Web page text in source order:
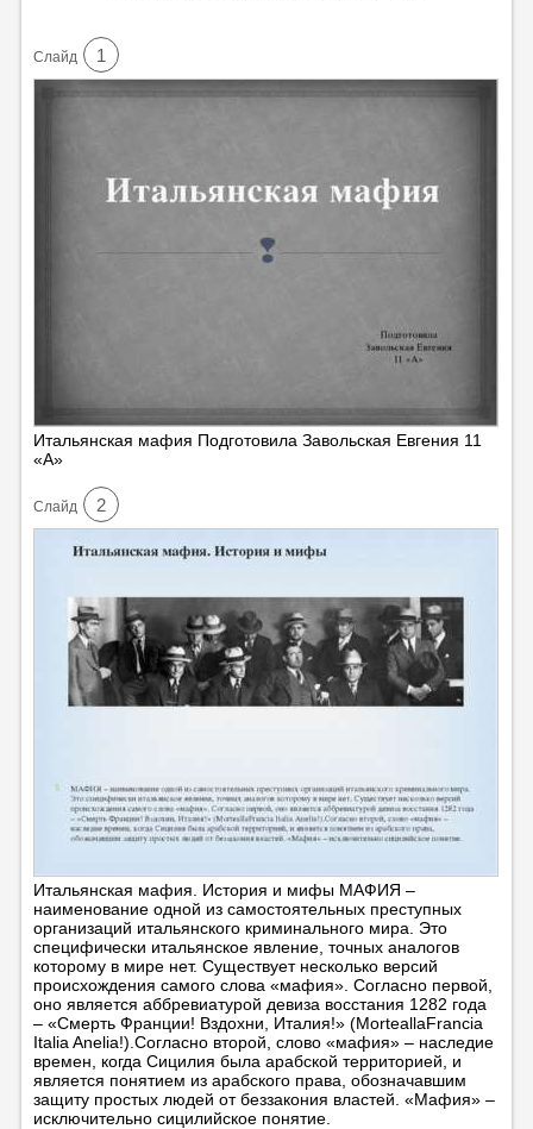
Cлайд 1
Итальянская мафия Подготовила Завольская Евгения 11
«А»
Cлайд 2
Итальянская мафия. История и мифы МАФИЯ –
наименование одной из самостоятельных преступных
организаций итальянского криминального мира. Это
специфически итальянское явление, точных аналогов
которому в мире нет. Существует несколько версий
происхождения самого слова «мафия». Согласно первой,
оно является аббревиатурой девиза восстания 1282 года
– «Смерть Франции! Вздохни, Италия!» (MorteallaFrancia
Italia Anelia!).Согласно второй, слово «мафия» – наследие
времен, когда Сицилия была арабской территорией, и
является понятием из арабского права, обозначавшим
защиту простых людей от беззакония властей. «Мафия» –
исключительно сицилийское понятие.